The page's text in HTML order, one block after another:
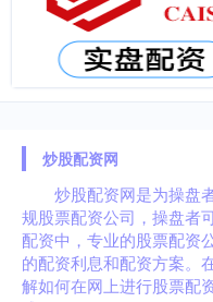
炒股配资网
炒股配资网是为操盘
规股票配资公司，操盘者
配资中，专业的股票配资
的配资利息和配资方案。
解如何在网上进行股票配